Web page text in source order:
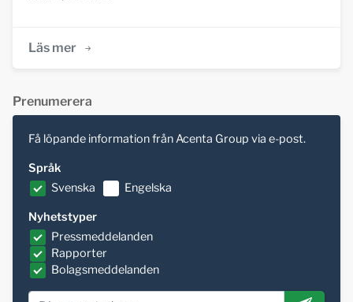
Läs mer
Prenumerera
Få löpande information från Acenta Group via e-post.
Språk
Svenska
Engelska
Nyhetstyper
Pressmeddelanden
Rapporter
Bolagsmeddelanden